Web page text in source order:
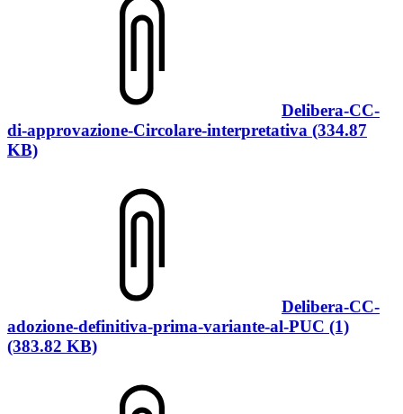
Delibera-CC-
di-approvazione-Circolare-interpretativa (334.87
KB)
Delibera-CC-
adozione-definitiva-prima-variante-al-PUC (1)
(383.82 KB)